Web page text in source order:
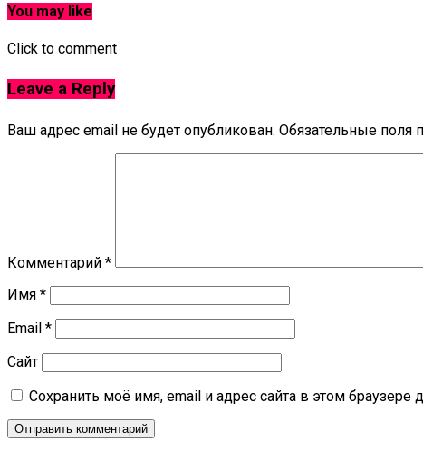
You may like
Click to comment
Leave a Reply
Ваш адрес email не будет опубликован. Обязательные поля
Комментарий *
Имя *
Email *
Сайт
Сохранить моё имя, email и адрес сайта в этом